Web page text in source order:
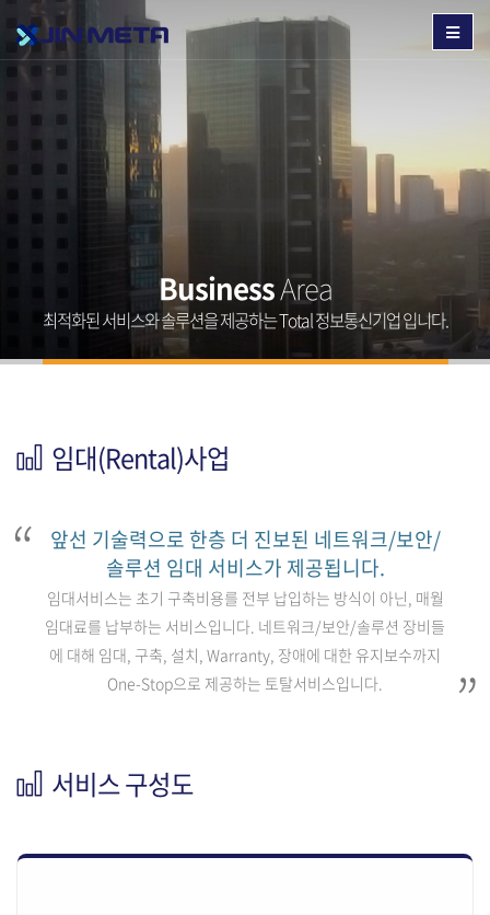
BusinessArea
최적화된 서비스와 솔루션을 제공하는 Total 정보통신기업 입니다.
임대(Rental)사업
앞선 기술력으로 한층 더 진보된 네트워크/보안/
솔루션 임대 서비스가 제공됩니다.
임대서비스는 초기 구축비용를 전부 납입하는 방식이 아닌, 매월
임대료를 납부하는 서비스입니다. 네트워크/보안/솔루션 장비들
에 대해 임대, 구축, 설치, Warranty, 장애에 대한 유지보수까지
One-Stop으로 제공하는 토탈서비스입니다.
서비스 구성도